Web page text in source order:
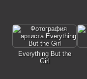
Everything But the
Girl